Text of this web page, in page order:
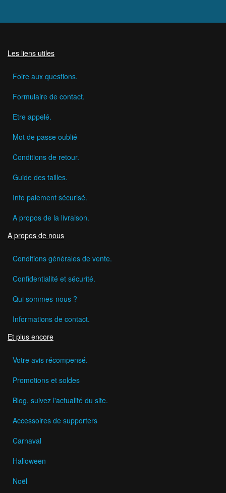
Les liens utiles
Foire aux questions.
Formulaire de contact.
Etre appelé.
Mot de passe oublié
Conditions de retour.
Guide des tailles.
Info paiement sécurisé.
A propos de la livraison.
A propos de nous
Conditions générales de vente.
Confidentialité et sécurité.
Qui sommes-nous ?
Informations de contact.
Et plus encore
Votre avis récompensé.
Promotions et soldes
Blog, suivez l'actualité du site.
Accessoires de supporters
Carnaval
Halloween
Noël